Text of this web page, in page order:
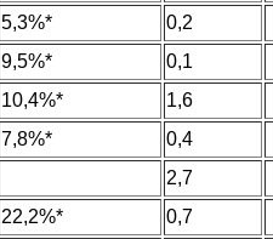
5,3%*
0,2
9,5%*
0,1
10,4%*
1,6
7,8%*
0,4
2,7
22,2%*
0,7